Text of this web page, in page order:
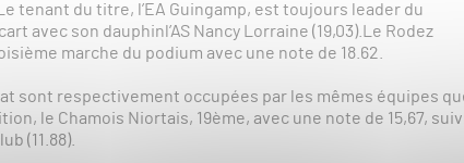
tenant du titre, l’EA Guingamp, est toujours leader du
avec son dauphinl’AS Nancy Lorraine (19,03).Le Rodez
marche du podium avec une note de 18.62.
sont respectivement occupées par les mêmes équipes
le Chamois Niortais, 19ème, avec une note de 15,67,
(11.88).